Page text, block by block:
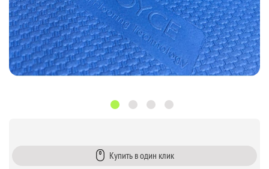
Купить в один клик